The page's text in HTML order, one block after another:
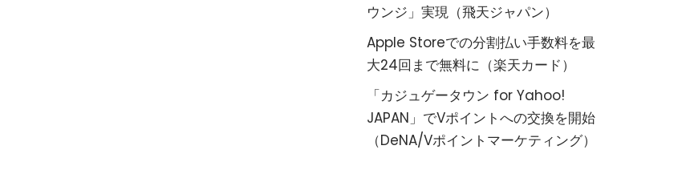
ウンジ」実現（飛天ジャパン）
Apple Storeでの分割払い手数料を最
大24回まで無料に（楽天カード）
「カジュゲータウン for Yahoo!
JAPAN」でVポイントへの交換を開始
（DeNA/Vポイントマーケティング）